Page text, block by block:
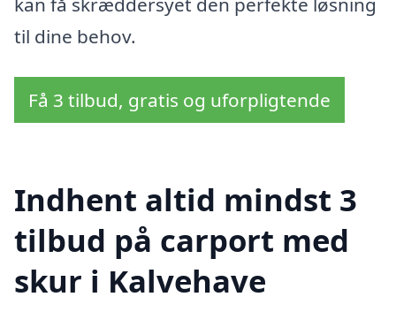
til dine behov.
Få 3 tilbud, gratis og uforpligtende
Indhent altid mindst 3
tilbud på carport med
skur i Kalvehave